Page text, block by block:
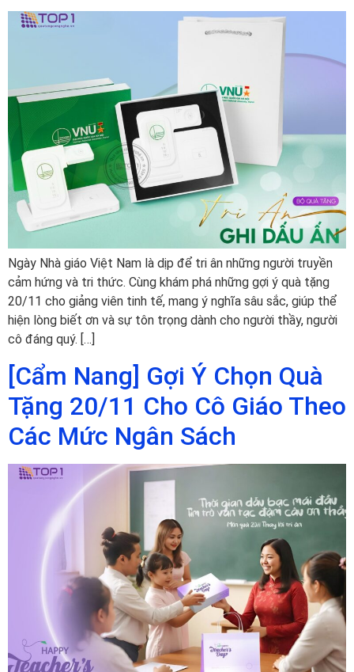
Ngày Nhà giáo Việt Nam là dịp để tri ân những người truyền
cảm hứng và tri thức. Cùng khám phá những gợi ý quà tặng
20/11 cho giảng viên tinh tế, mang ý nghĩa sâu sắc, giúp thể
hiện lòng biết ơn và sự tôn trọng dành cho người thầy, người
cô đáng quý. […]
[Cẩm Nang] Gợi Ý Chọn Quà
Tặng 20/11 Cho Cô Giáo Theo
Các Mức Ngân Sách